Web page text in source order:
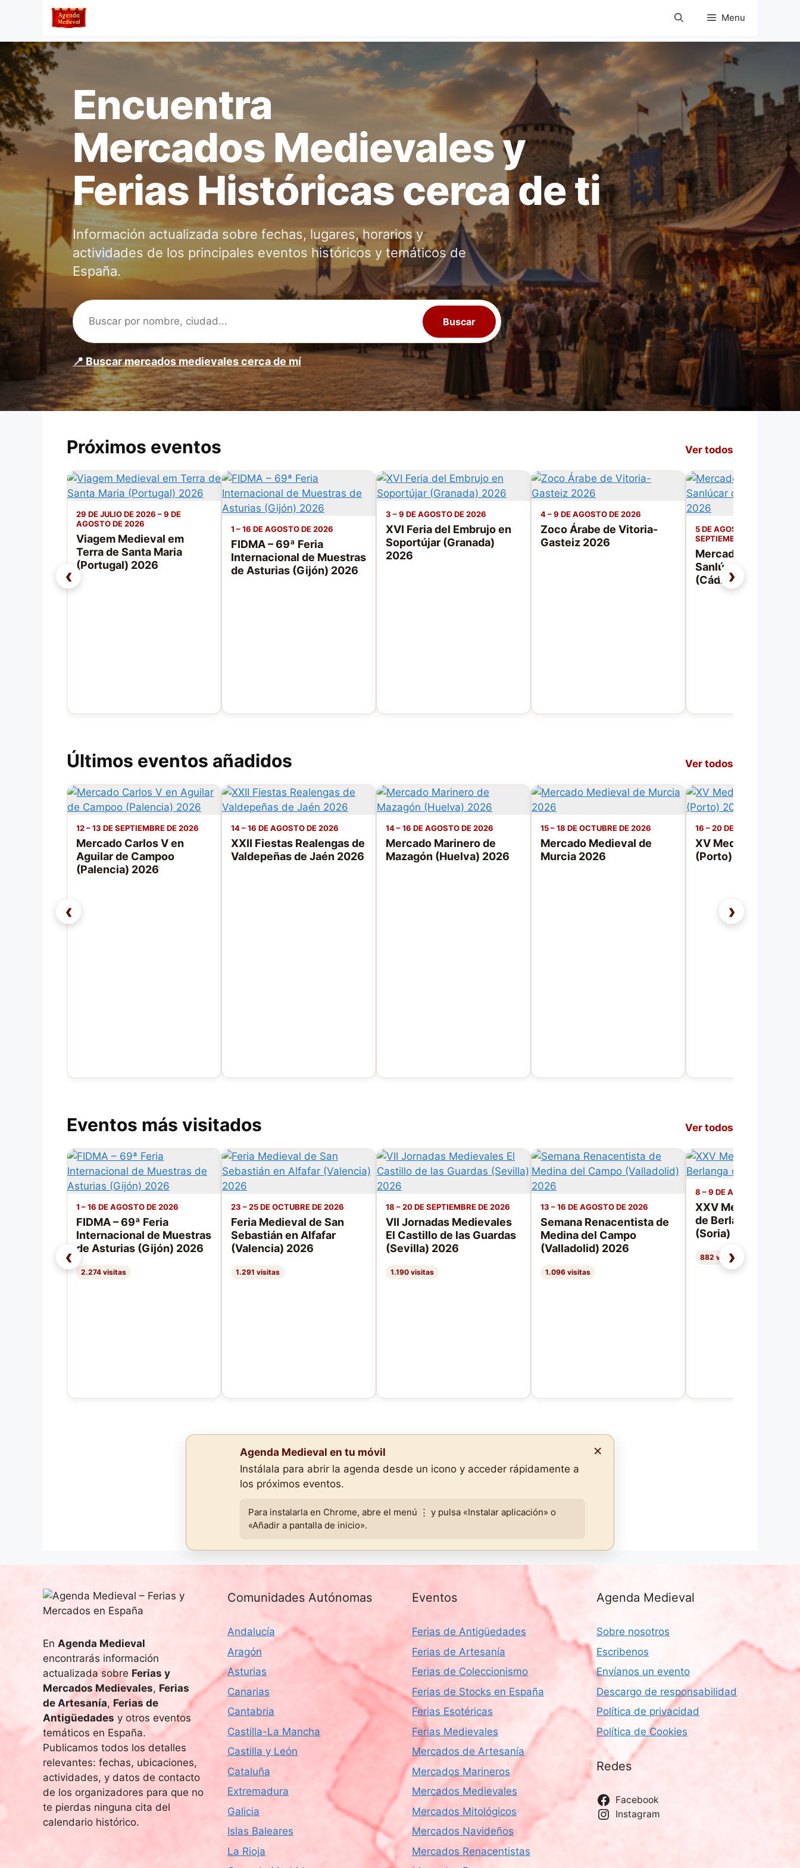
Menu
Encuentra
Mercados Medievales y
Ferias Históricas cerca de ti
Información actualizada sobre fechas, lugares, horarios y
actividades de los principales eventos históricos y temáticos de
España.
Buscar
📍 Buscar mercados medievales cerca de mí
Próximos eventos Ver todos
‹
29 DE JULIO DE 2026 – 9 DE
AGOSTO DE 2026
Viagem Medieval em
Terra de Santa Maria
(Portugal) 2026
1 – 16 DE AGOSTO DE 2026
FIDMA – 69ª Feria
Internacional de Muestras
de Asturias (Gijón) 2026
3 – 9 DE AGOSTO DE 2026
XVI Feria del Embrujo en
Soportújar (Granada)
2026
4 – 9 DE AGOSTO DE 2026
Zoco Árabe de Vitoria-
Gasteiz 2026
5 DE AGOSTO DE 2026 –
SEPTIEMBRE DE 2026
Mercado Medieval
Sanlúcar de
(Cádiz) 2026
›
Últimos eventos añadidos Ver todos
‹
12 – 13 DE SEPTIEMBRE DE 2026
Mercado Carlos V en
Aguilar de Campoo
(Palencia) 2026
14 – 16 DE AGOSTO DE 2026
XXII Fiestas Realengas de
Valdepeñas de Jaén 2026
14 – 16 DE AGOSTO DE 2026
Mercado Marinero de
Mazagón (Huelva) 2026
15 – 18 DE OCTUBRE DE 2026
Mercado Medieval de
Murcia 2026
16 – 20 DE SEPTIEMBRE
XV Medieval de Rio
(Porto) 2026
›
Eventos más visitados Ver todos
‹
1 – 16 DE AGOSTO DE 2026
FIDMA – 69ª Feria
Internacional de Muestras
de Asturias (Gijón) 2026
2.274 visitas
23 – 25 DE OCTUBRE DE 2026
Feria Medieval de San
Sebastián en Alfafar
(Valencia) 2026
1.291 visitas
18 – 20 DE SEPTIEMBRE DE 2026
VII Jornadas Medievales
El Castillo de las Guardas
(Sevilla) 2026
1.190 visitas
13 – 16 DE AGOSTO DE 2026
Semana Renacentista de
Medina del Campo
(Valladolid) 2026
1.096 visitas
8 – 9 DE AGOSTO DE 2026
XXV Mercado
de Berlanga de
(Soria) 2026
882 visitas
›
×
Agenda Medieval en tu móvil
Instálala para abrir la agenda desde un icono y acceder rápidamente a
los próximos eventos.
Para instalarla en Chrome, abre el menú ⋮ y pulsa «Instalar aplicación» o
«Añadir a pantalla de inicio».
En Agenda Medieval
encontrarás información
actualizada sobre Ferias y
Mercados Medievales, Ferias
de Artesanía, Ferias de
Antigüedades y otros eventos
temáticos en España.
Publicamos todos los detalles
relevantes: fechas, ubicaciones,
actividades, y datos de contacto
de los organizadores para que no
te pierdas ninguna cita del
calendario histórico.
Comunidades Autónomas
Andalucía
Aragón
Asturias
Canarias
Cantabria
Castilla-La Mancha
Castilla y León
Cataluña
Extremadura
Galicia
Islas Baleares
La Rioja
Eventos
Ferias de Antigüedades
Ferias de Artesanía
Ferias de Coleccionismo
Ferias de Stocks en España
Ferias Esotéricas
Ferias Medievales
Mercados de Artesanía
Mercados Marineros
Mercados Medievales
Mercados Mitológicos
Mercados Navideños
Mercados Renacentistas
Agenda Medieval
Sobre nosotros
Escribenos
Envíanos un evento
Descargo de responsabilidad
Política de privacidad
Política de Cookies
Redes
Facebook
Instagram